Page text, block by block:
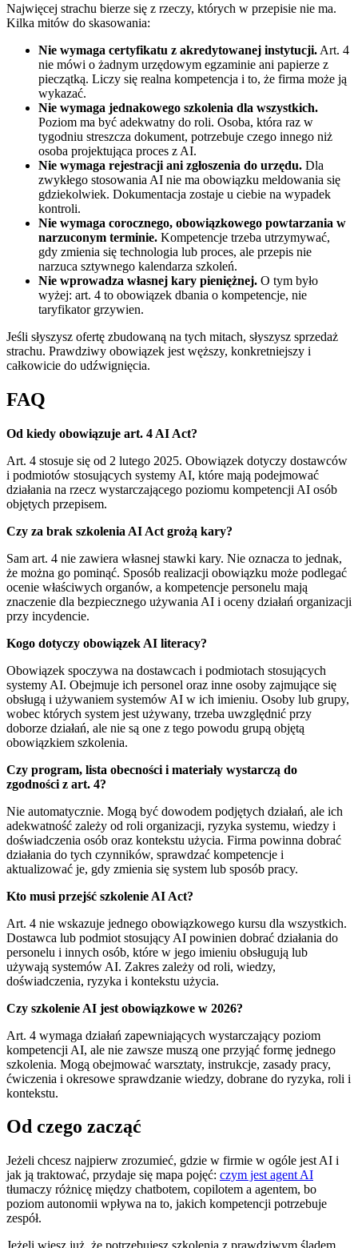
Najwięcej strachu bierze się z rzeczy, których w przepisie nie ma.
Kilka mitów do skasowania:
Nie wymaga certyfikatu z akredytowanej instytucji. Art. 4
nie mówi o żadnym urzędowym egzaminie ani papierze z
pieczątką. Liczy się realna kompetencja i to, że firma może ją
wykazać.
Nie wymaga jednakowego szkolenia dla wszystkich.
Poziom ma być adekwatny do roli. Osoba, która raz w
tygodniu streszcza dokument, potrzebuje czego innego niż
osoba projektująca proces z AI.
Nie wymaga rejestracji ani zgłoszenia do urzędu. Dla
zwykłego stosowania AI nie ma obowiązku meldowania się
gdziekolwiek. Dokumentacja zostaje u ciebie na wypadek
kontroli.
Nie wymaga corocznego, obowiązkowego powtarzania w
narzuconym terminie. Kompetencje trzeba utrzymywać,
gdy zmienia się technologia lub proces, ale przepis nie
narzuca sztywnego kalendarza szkoleń.
Nie wprowadza własnej kary pieniężnej. O tym było
wyżej: art. 4 to obowiązek dbania o kompetencje, nie
taryfikator grzywien.
Jeśli słyszysz ofertę zbudowaną na tych mitach, słyszysz sprzedaż
strachu. Prawdziwy obowiązek jest węższy, konkretniejszy i
całkowicie do udźwignięcia.
FAQ
Od kiedy obowiązuje art. 4 AI Act?
Art. 4 stosuje się od 2 lutego 2025. Obowiązek dotyczy dostawców
i podmiotów stosujących systemy AI, które mają podejmować
działania na rzecz wystarczającego poziomu kompetencji AI osób
objętych przepisem.
Czy za brak szkolenia AI Act grożą kary?
Sam art. 4 nie zawiera własnej stawki kary. Nie oznacza to jednak,
że można go pominąć. Sposób realizacji obowiązku może podlegać
ocenie właściwych organów, a kompetencje personelu mają
znaczenie dla bezpiecznego używania AI i oceny działań organizacji
przy incydencie.
Kogo dotyczy obowiązek AI literacy?
Obowiązek spoczywa na dostawcach i podmiotach stosujących
systemy AI. Obejmuje ich personel oraz inne osoby zajmujące się
obsługą i używaniem systemów AI w ich imieniu. Osoby lub grupy,
wobec których system jest używany, trzeba uwzględnić przy
doborze działań, ale nie są one z tego powodu grupą objętą
obowiązkiem szkolenia.
Czy program, lista obecności i materiały wystarczą do
zgodności z art. 4?
Nie automatycznie. Mogą być dowodem podjętych działań, ale ich
adekwatność zależy od roli organizacji, ryzyka systemu, wiedzy i
doświadczenia osób oraz kontekstu użycia. Firma powinna dobrać
działania do tych czynników, sprawdzać kompetencje i
aktualizować je, gdy zmienia się system lub sposób pracy.
Kto musi przejść szkolenie AI Act?
Art. 4 nie wskazuje jednego obowiązkowego kursu dla wszystkich.
Dostawca lub podmiot stosujący AI powinien dobrać działania do
personelu i innych osób, które w jego imieniu obsługują lub
używają systemów AI. Zakres zależy od roli, wiedzy,
doświadczenia, ryzyka i kontekstu użycia.
Czy szkolenie AI jest obowiązkowe w 2026?
Art. 4 wymaga działań zapewniających wystarczający poziom
kompetencji AI, ale nie zawsze muszą one przyjąć formę jednego
szkolenia. Mogą obejmować warsztaty, instrukcje, zasady pracy,
ćwiczenia i okresowe sprawdzanie wiedzy, dobrane do ryzyka, roli i
kontekstu.
Od czego zacząć
Jeżeli chcesz najpierw zrozumieć, gdzie w firmie w ogóle jest AI i
jak ją traktować, przydaje się mapa pojęć: czym jest agent AI
tłumaczy różnicę między chatbotem, copilotem a agentem, bo
poziom autonomii wpływa na to, jakich kompetencji potrzebuje
zespół.